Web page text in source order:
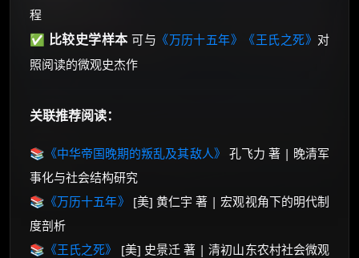
程
✅ 比较史学样本 可与 《万历十五年》 《王氏之死》 对
照阅读的微观史杰作
关联推荐阅读：
📚 《中华帝国晚期的叛乱及其敌人》 孔飞力 著 | 晚清军
事化与社会结构研究
📚 《万历十五年》
[美] 黄仁宇 著 | 宏观视角下的明代制
度剖析
📚 《王氏之死》
[美] 史景迁 著 | 清初山东农村社会微观